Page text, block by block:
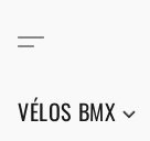
VÉLOS BMX